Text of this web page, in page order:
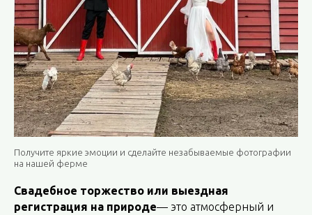
Получите яркие эмоции и сделайте незабываемые фотографии
на нашей ферме
Свадебное торжество или выездная
регистрация на природе— это атмосферный и